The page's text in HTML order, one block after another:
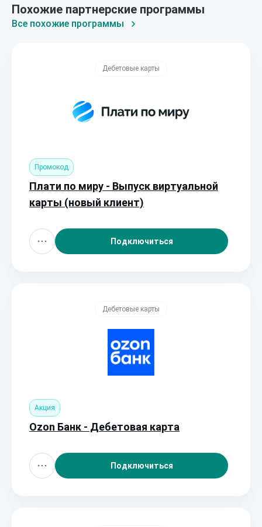
Похожие партнерские программы
Все похожие программы
Дебетовые карты
Промокод
Плати по миру - Выпуск виртуальной
карты (новый клиент)
Подключиться
Дебетовые карты
Акция
Ozon Банк - Дебетовая карта
Подключиться